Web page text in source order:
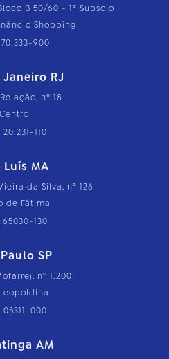
B 50/60 - 1º Subsolo
Shopping
70.333-900
Janeiro RJ
nº 18
Centro
20.231-110
Luís MA
da Silva, nº 126
de Fátima
65030-130
SP
nº 1.200
05311-000
AM